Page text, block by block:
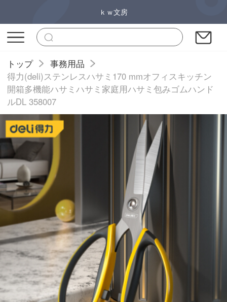
ｋｗ文房
トップ
事務用品
得力(deli)ステンレスハサミ170 mmオフィスキッチン
開箱多機能ハサミハサミ家庭用ハサミ包みゴムハンド
ルDL 358007